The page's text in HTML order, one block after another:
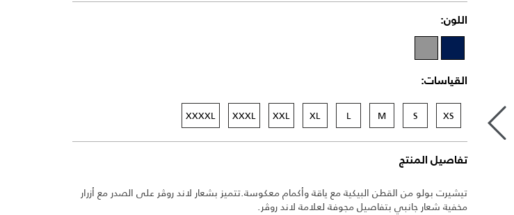
اللون:
القياسات:
XS
S
M
L
XL
XXL
XXXL
XXXXL
تفاصيل المنتج
تيشيرت بولو من القطن البيكية مع ياقة وأكمام معكوسة.تتميز بشعار لاند روڤر على الصدر مع أزرار
مخفية شعار جانبي بتفاصيل مجوفة لعلامة لاند روڤر.